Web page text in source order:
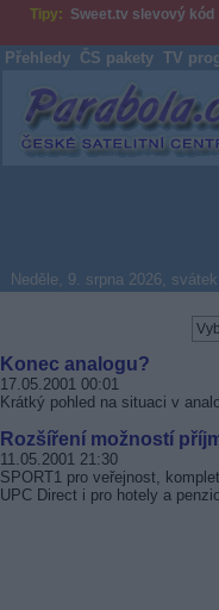
Tipy: Sweet.tv slevový kód
Přehledy ČS pakety TV
Parabola.cz
Neděle, 9. srpna 2026,
Konec analogu?
17.05.2001 00:01
Krátký pohled na situaci v
Rozšíření možností
11.05.2001 21:30
SPORT1 pro veřejnost,
UPC Direct i pro hotely a